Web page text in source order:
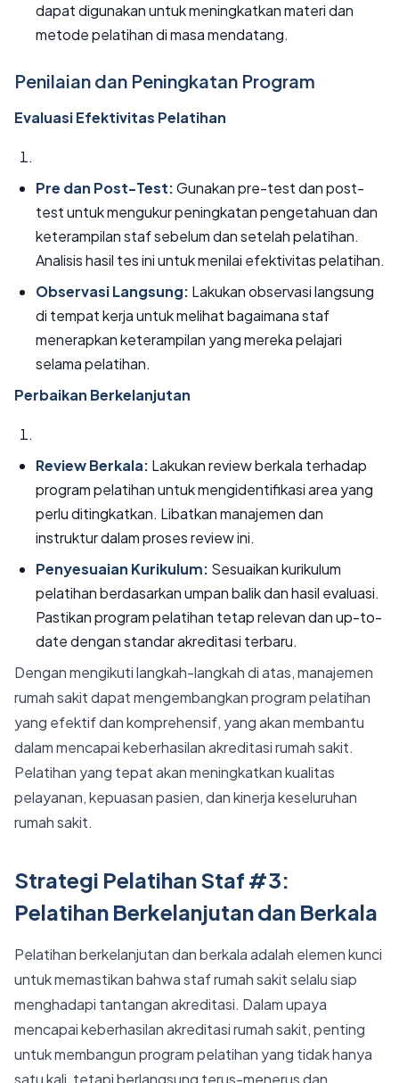
dapat digunakan untuk meningkatkan materi dan
metode pelatihan di masa mendatang.
Penilaian dan Peningkatan Program
Evaluasi Efektivitas Pelatihan
Pre dan Post-Test:Gunakan pre-test dan post-
test untuk mengukur peningkatan pengetahuan dan
keterampilan staf sebelum dan setelah pelatihan.
Analisis hasil tes ini untuk menilai efektivitas pelatihan.
Observasi Langsung: Lakukan observasi langsung
di tempat kerja untuk melihat bagaimana staf
menerapkan keterampilan yang mereka pelajari
selama pelatihan.
Perbaikan Berkelanjutan
Review Berkala: Lakukan review berkala terhadap
program pelatihan untuk mengidentifikasi area yang
perlu ditingkatkan. Libatkan manajemen dan
instruktur dalam proses review ini.
Penyesuaian Kurikulum: Sesuaikan kurikulum
pelatihan berdasarkan umpan balik dan hasil evaluasi.
Pastikan program pelatihan tetap relevan dan up-to-
date dengan standar akreditasi terbaru.
Dengan mengikuti langkah-langkah di atas, manajemen
rumah sakit dapat mengembangkan program pelatihan
yang efektif dan komprehensif, yang akan membantu
dalam mencapai keberhasilan akreditasi rumah sakit.
Pelatihan yang tepat akan meningkatkan kualitas
pelayanan, kepuasan pasien, dan kinerja keseluruhan
rumah sakit.
Strategi Pelatihan Staf #3:
Pelatihan Berkelanjutan dan Berkala
Pelatihan berkelanjutan dan berkala adalah elemen kunci
untuk memastikan bahwa staf rumah sakit selalu siap
menghadapi tantangan akreditasi. Dalam upaya
mencapai keberhasilan akreditasi rumah sakit, penting
untuk membangun program pelatihan yang tidak hanya